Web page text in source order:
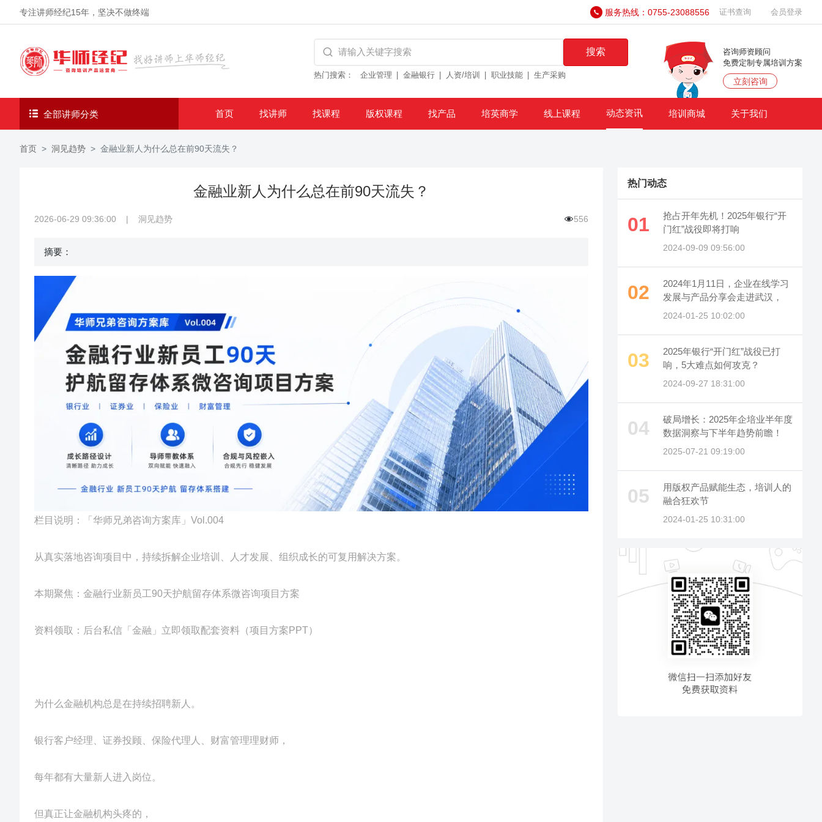
专注讲师经纪15年 ，坚决不做终端 服务热线：0755-23088556 证书查询 会员登录
搜索
热门搜索： 企业管理 金融银行 人资/培训 职业技能 生产采购
咨询师资顾问
免费定制专属培训方案
立刻咨询
全部讲师分类 首页 找讲师 找课程 版权课程 找产品 培英商学 线上课程 动态资讯 培训商城 关于我们
首页 洞见趋势 金融业新人为什么总在前90天流失？
金融业新人为什么总在前90天流失？
2026-06-29 09:36:00 | 洞见趋势 556
摘要：
栏目说明：「华师兄弟咨询方案库」Vol.004
从真实落地咨询项目中，持续拆解企业培训、人才发展、组织成长的可复用解决方案。
本期聚焦：金融行业新员工90天护航留存体系微咨询项目方案
资料领取：后台私信「金融」立即领取配套资料（项目方案PPT）
为什么金融机构总是在持续招聘新人。
银行客户经理、证券投顾、保险代理人、财富管理理财师，
每年都有大量新人进入岗位。
但真正让金融机构头疼的，
热门动态
01
抢占开年先机！2025年银行“开
门红”战役即将打响
2024-09-09 09:56:00
02
2024年1月11日，企业在线学习
发展与产品分享会走进武汉，
2024-01-25 10:02:00
03
2025年银行“开门红”战役已打
响，5大难点如何攻克？
2024-09-27 18:31:00
04
破局增长：2025年企培业半年度
数据洞察与下半年趋势前瞻！
2025-07-21 09:19:00
05
用版权产品赋能生态，培训人的
融合狂欢节
2024-01-25 10:31:00